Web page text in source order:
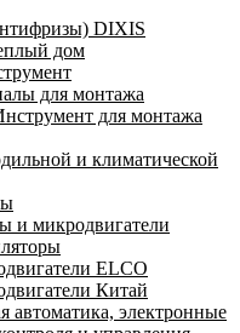
DIXIS
дом
для монтажа
для монтажа
и климатической
и микродвигатели
ELCO
Китай
автоматика, электронные